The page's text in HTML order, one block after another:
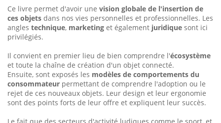
Ce livre permet d'avoir une vision globale de l'insertion de
ces objets dans nos vies personnelles et professionnelles. Les
angles technique, marketing et également juridique sont ici
privilégiés.
Il convient en premier lieu de bien comprendre l'écosystème
et toute la chaîne de création d'un objet connecté.
Ensuite, sont exposés les modèles de comportements du
consommateur permettant de comprendre l'adoption ou le
rejet de ces nouveaux objets. Leur design et leur ergonomie
sont des points forts de leur offre et expliquent leur succès.